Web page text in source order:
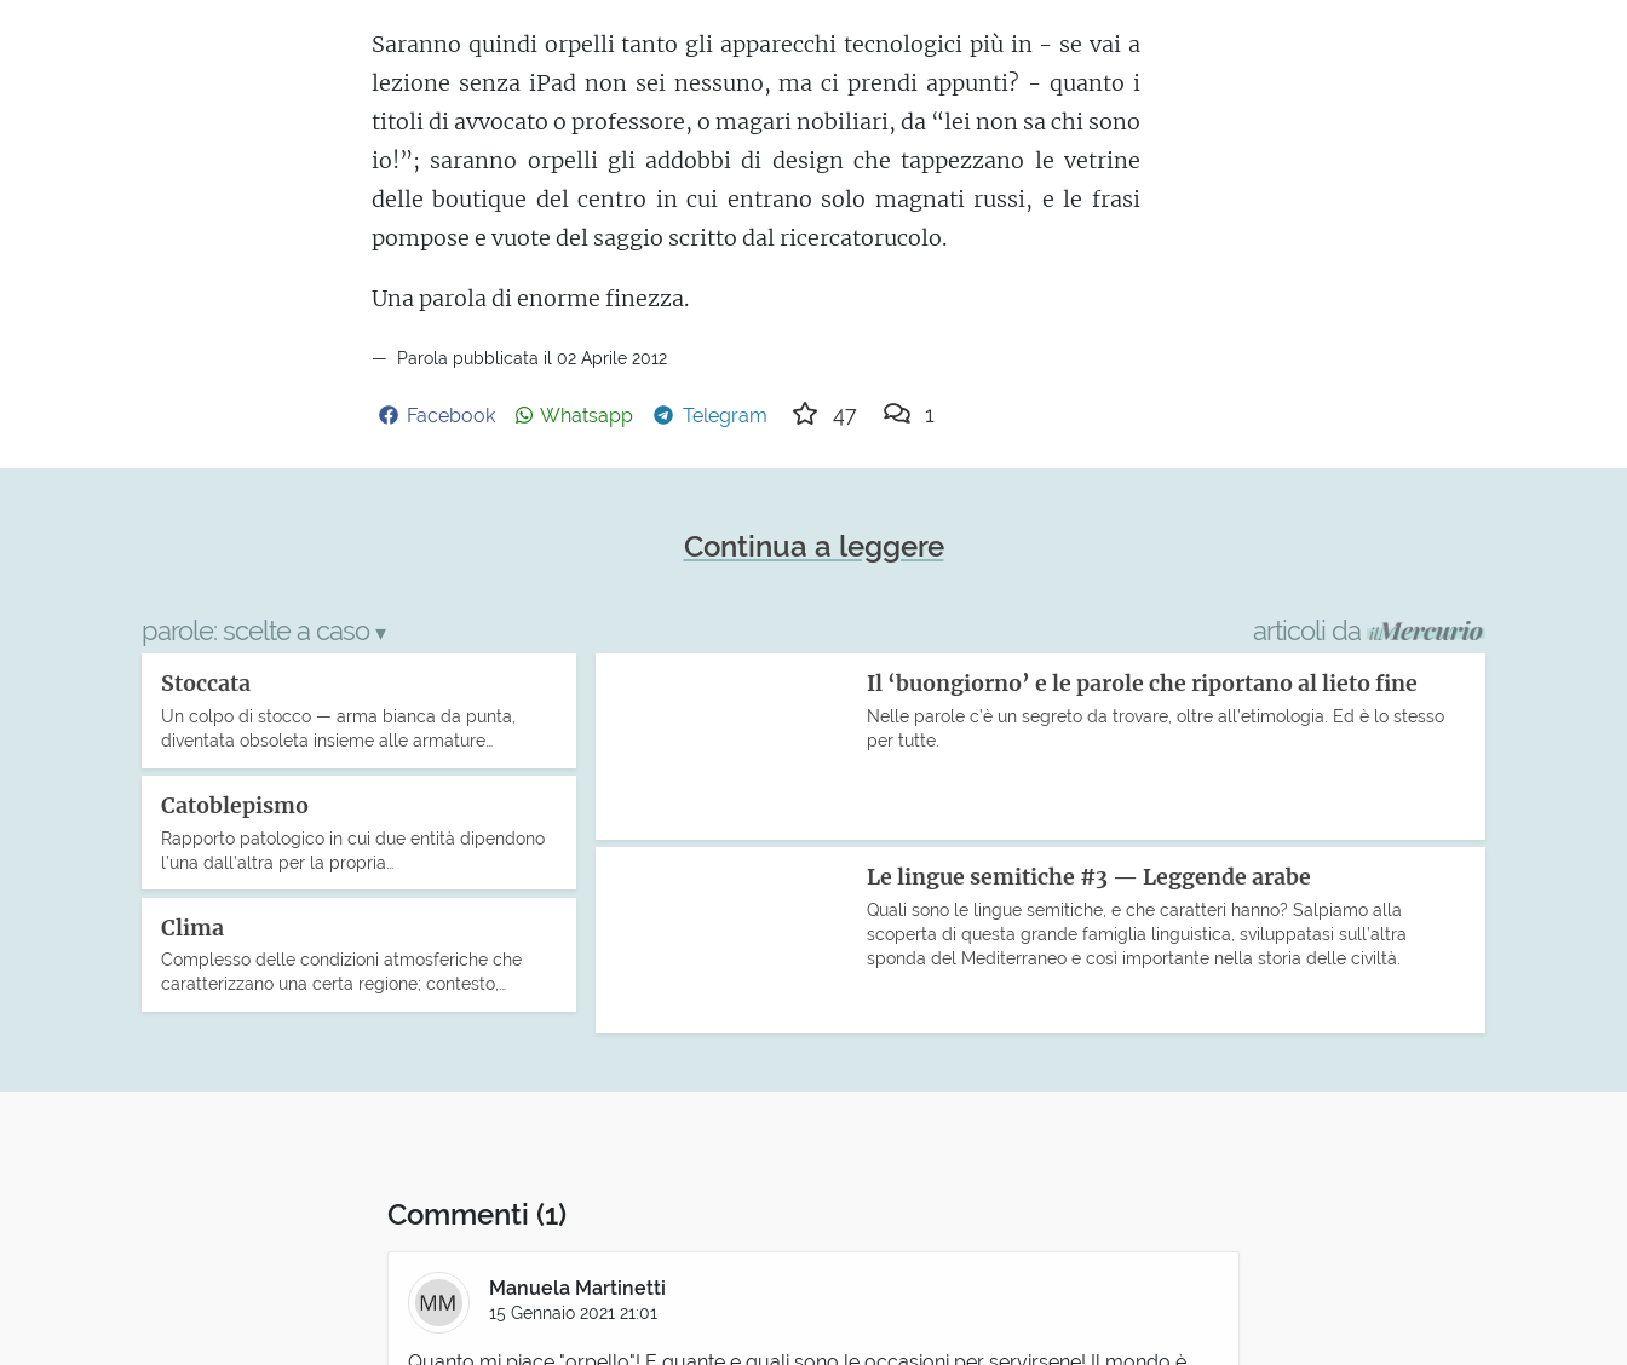
Saranno quindi orpelli tanto gli apparecchi tecnologici più in - se vai a
lezione senza iPad non sei nessuno, ma ci prendi appunti? - quanto i
titoli di avvocato o professore, o magari nobiliari, da “lei non sa chi sono
io!”; saranno orpelli gli addobbi di design che tappezzano le vetrine
delle boutique del centro in cui entrano solo magnati russi, e le frasi
pompose e vuote del saggio scritto dal ricercatorucolo.
Una parola di enorme finezza.
Parola pubblicata il 02 Aprile 2012
Facebook Whatsapp Telegram 47 1
Continua a leggere
parole: scelte a caso ▾
Stoccata
Un colpo di stocco — arma bianca da punta,
diventata obsoleta insieme alle armature…
Catoblepismo
Rapporto patologico in cui due entità dipendono
l’una dall’altra per la propria…
Clima
Complesso delle condizioni atmosferiche che
caratterizzano una certa regione; contesto,…
articoli da
Il ‘buongiorno’ e le parole che riportano al lieto fine
Nelle parole c’è un segreto da trovare, oltre all’etimologia. Ed è lo stesso
per tutte.
Le lingue semitiche #3 — Leggende arabe
Quali sono le lingue semitiche, e che caratteri hanno? Salpiamo alla
scoperta di questa grande famiglia linguistica, sviluppatasi sull’altra
sponda del Mediterraneo e così importante nella storia delle civiltà.
Commenti (1)
Manuela Martinetti
15 Gennaio 2021 21:01